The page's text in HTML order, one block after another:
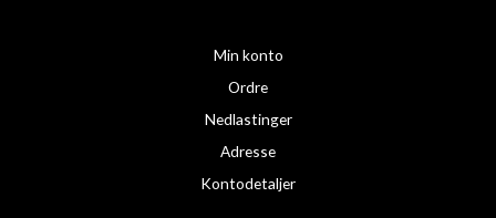
Min konto
Ordre
Nedlastinger
Adresse
Kontodetaljer